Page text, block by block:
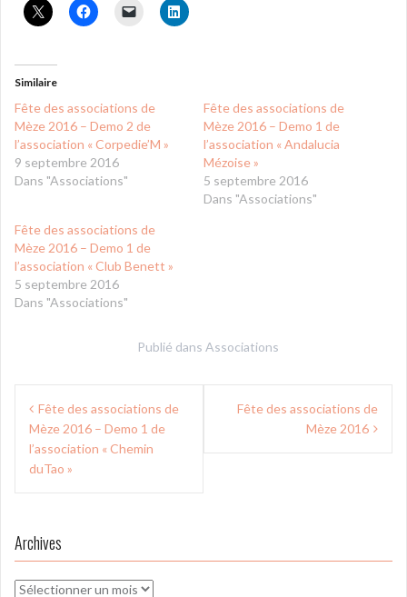
Similaire
Fête des associations de
Mèze 2016 – Demo 2 de
l’association « Corpedie’M »
9 septembre 2016
Dans "Associations"
Fête des associations de
Mèze 2016 – Demo 1 de
l’association « Andalucia
Mézoise »
5 septembre 2016
Dans "Associations"
Fête des associations de
Mèze 2016 – Demo 1 de
l’association « Club Benett »
5 septembre 2016
Dans "Associations"
Publié dans Associations
Navigation
de
l’article
Fête des associations de
Mèze 2016 – Demo 1 de
l’association « Chemin
duTao »
Fête des associations de
Mèze 2016
Archives
Archives